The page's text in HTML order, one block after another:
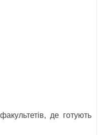
де готують